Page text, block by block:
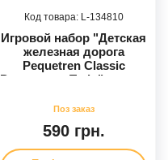
134810
Игровой набор "Детская
железная дорога
Pequetren Classic
Passengers Train", длина
590 грн.